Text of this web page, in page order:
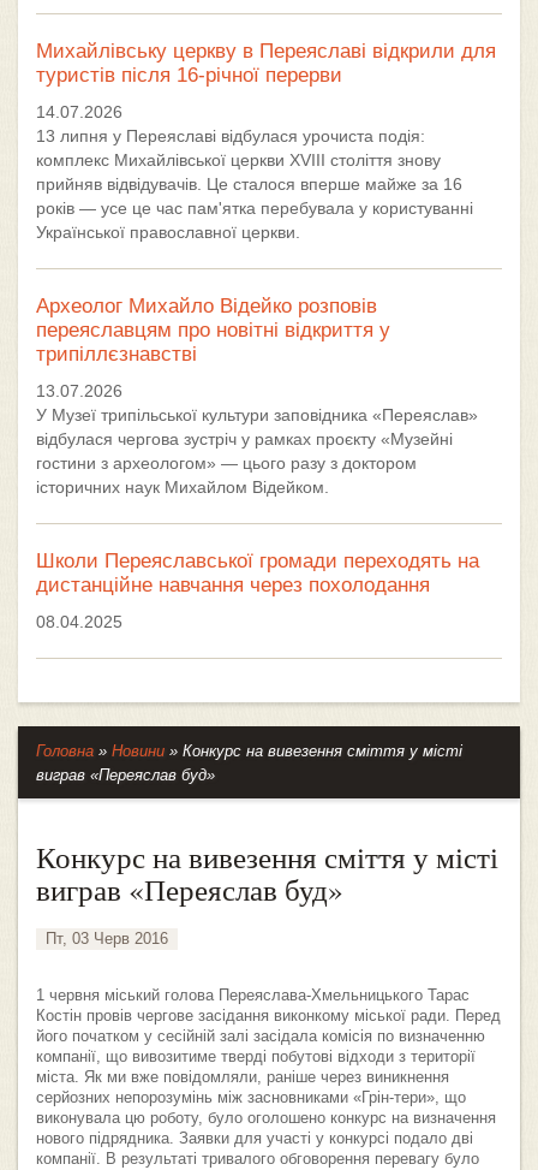
Михайлівську церкву в Переяславі відкрили для
туристів після 16-річної перерви
14.07.2026
13 липня у Переяславі відбулася урочиста подія:
комплекс Михайлівської церкви XVIII століття знову
прийняв відвідувачів. Це сталося вперше майже за 16
років — усе це час пам'ятка перебувала у користуванні
Української православної церкви.
Археолог Михайло Відейко розповів
переяславцям про новітні відкриття у
трипіллєзнавстві
13.07.2026
У Музеї трипільської культури заповідника «Переяслав»
відбулася чергова зустріч у рамках проєкту «Музейні
гостини з археологом» — цього разу з доктором
історичних наук Михайлом Відейком.
Школи Переяславської громади переходять на
дистанційне навчання через похолодання
08.04.2025
Головна » Новини » Конкурс на вивезення сміття у місті
виграв «Переяслав буд»
Конкурс на вивезення сміття у місті
виграв «Переяслав буд»
Пт, 03 Черв 2016
1 червня міський голова Переяслава-Хмельницького Тарас
Костін провів чергове засідання виконкому міської ради. Перед
його початком у сесійній залі засідала комісія по визначенню
компанії, що вивозитиме тверді побутові відходи з території
міста. Як ми вже повідомляли, раніше через виникнення
серйозних непорозумінь між засновниками «Грін-тери», що
виконувала цю роботу, було оголошено конкурс на визначення
нового підрядника. Заявки для участі у конкурсі подало дві
компанії. В результаті тривалого обговорення перевагу було